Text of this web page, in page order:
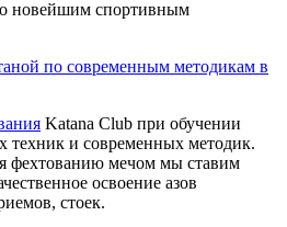
новейшим спортивным
Katana Club при обучении
техник и современных методик.
фехтованию мечом мы ставим
освоение азов
стоек.